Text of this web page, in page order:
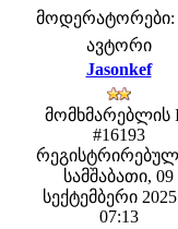
მოდერატორები:
ავტორი
Jasonkef
მომხმარებლის
#16193
სამშაბათი, 09
სექტემბერი
07:13